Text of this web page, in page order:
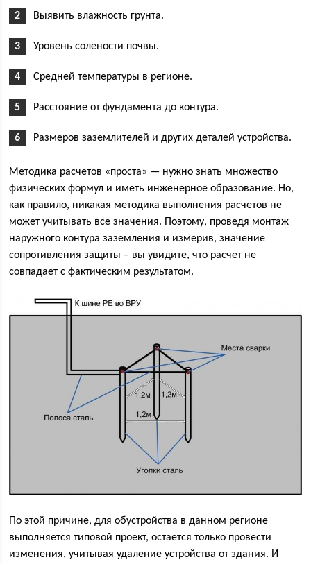
Выявить влажность грунта.
Уровень солености почвы.
Средней температуры в регионе.
Расстояние от фундамента до контура.
Размеров заземлителей и других деталей устройства.
Методика расчетов «проста» — нужно знать множество
физических формул и иметь инженерное образование. Но,
как правило, никакая методика выполнения расчетов не
может учитывать все значения. Поэтому, проведя монтаж
наружного контура заземления и измерив, значение
сопротивления защиты – вы увидите, что расчет не
совпадает с фактическим результатом.
По этой причине, для обустройства в данном регионе
выполняется типовой проект, остается только провести
изменения, учитывая удаление устройства от здания. И